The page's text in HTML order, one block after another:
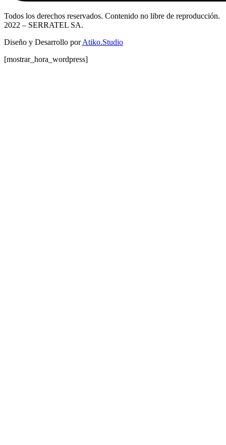
Todos los derechos reservados. Contenido no libre de reproducción.
2022 – SERRATEL SA.
Diseño y Desarrollo porAtiko.Studio
[mostrar_hora_wordpress]